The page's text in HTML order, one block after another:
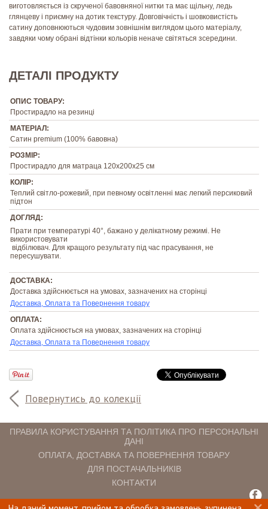
Повернутись до колекції
виготовляється із скрученої бавовняної нитки та має щільну, ледь
глянцеву і приємну на дотик текстуру. Довговічність і шовковистість
сатину доповнюються чудовим зовнішнім виглядом цього матеріалу,
завдяки чому обрані відтінки кольорів неначе світяться зсередини.
ДЕТАЛІ ПРОДУКТУ
ОПИС ТОВАРУ:
Простирадло на резинці
МАТЕРІАЛ:
Сатин premium (100% бавовна)
РОЗМІР:
Простирадло для матраца 120х200х25 см
КОЛІР:
Теплий світло-рожевий, при певному освітленні має легкий персиковий
підтон
ДОГЛЯД:
Прати при температурі 40°, бажано у делікатному режимі. Не
використовувати
відбілювач. Для кращого результату під час прасування, не
пересушувати.
ДОСТАВКА:
Доставка здійснюється на умовах, зазначених на сторінці
Доставка, Оплата та Повернення товару
ОПЛАТА:
Оплата здійснюється на умовах, зазначених на сторінці
Доставка, Оплата та Повернення товару
ПРАВИЛА КОРИСТУВАННЯ ТА ПОЛІТИКА ПРО ПЕРСОНАЛЬНІ
ДАНІ
ОПЛАТА, ДОСТАВКА ТА ПОВЕРНЕННЯ ТОВАРУ
ДЛЯ ПОСТАЧАЛЬНИКІВ
КОНТАКТИ